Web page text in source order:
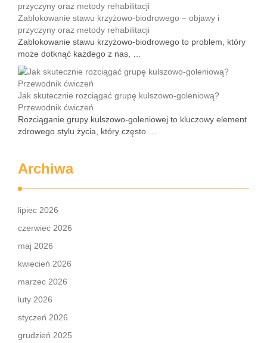
Zablokowanie stawu krzyżowo-biodrowego – objawy i
przyczyny oraz metody rehabilitacji
Zablokowanie stawu krzyżowo-biodrowego to problem, który
może dotknąć każdego z nas, …
Jak skutecznie rozciągać grupę kulszowo-goleniową?
Przewodnik ćwiczeń
Rozciąganie grupy kulszowo-goleniowej to kluczowy element
zdrowego stylu życia, który często …
Archiwa
lipiec 2026
czerwiec 2026
maj 2026
kwiecień 2026
marzec 2026
luty 2026
styczeń 2026
grudzień 2025